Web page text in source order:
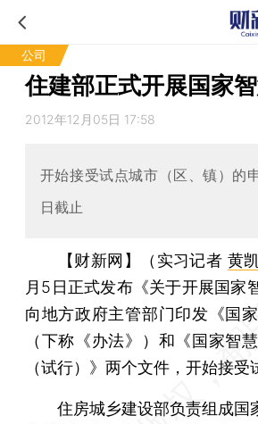
公司
住建部正式开展国家
2012年12月05日 17:58
开始接受试点城市（区、镇）的
日截止
【财新网】（实习记者 黄
月5日正式发布《关于开展国家
向地方政府主管部门印发《国
（下称《办法》）和《国家智
（试行）》两个文件，开始接受
住房城乡建设部负责组成国